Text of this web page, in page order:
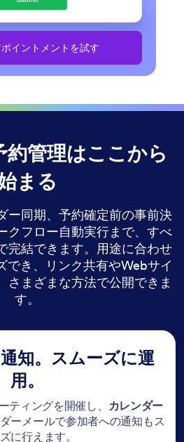
イントメントを試す
管理はここから
まる
ー同期、予約確定前の事前決
クフロー自動実行まで、すべ
完結できます。用途に合わせ
でき、リンク共有やWebサイ
さまざまな方法で公開できま
す。
知。スムーズに運
用。
ティングを開催し、 カレンダー
ーメールで参加者への通知もス
に行えます。